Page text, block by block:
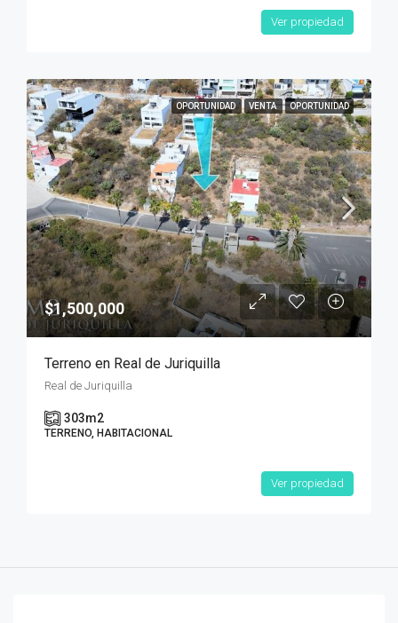
Ver propiedad
OPORTUNIDAD VENTA OPORTUNIDAD
$1,500,000
Terreno en Real de Juriquilla
Real de Juriquilla
303m2
TERRENO, HABITACIONAL
Ver propiedad